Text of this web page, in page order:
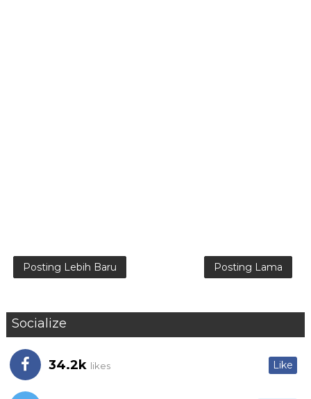
Posting Lebih Baru Posting Lama
Socialize
34.2k likes Like